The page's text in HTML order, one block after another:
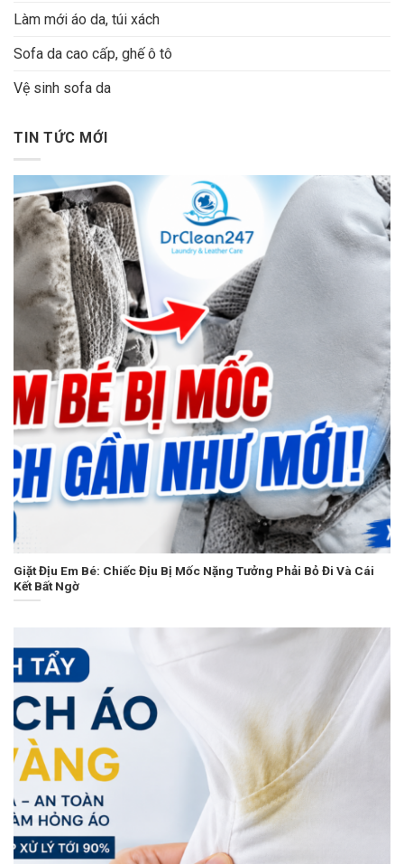
Làm mới áo da, túi xách
Sofa da cao cấp, ghế ô tô
Vệ sinh sofa da
TIN TỨC MỚI
Giặt Địu Em Bé: Chiếc Địu Bị Mốc Nặng Tưởng Phải Bỏ Đi Và Cái
Kết Bất Ngờ